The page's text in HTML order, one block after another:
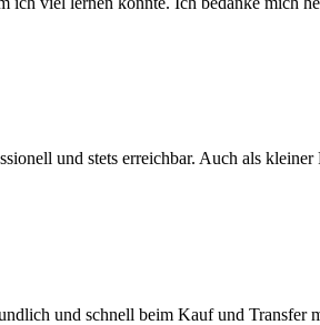
und stets erreichbar. Auch als
und schnell beim Kauf und